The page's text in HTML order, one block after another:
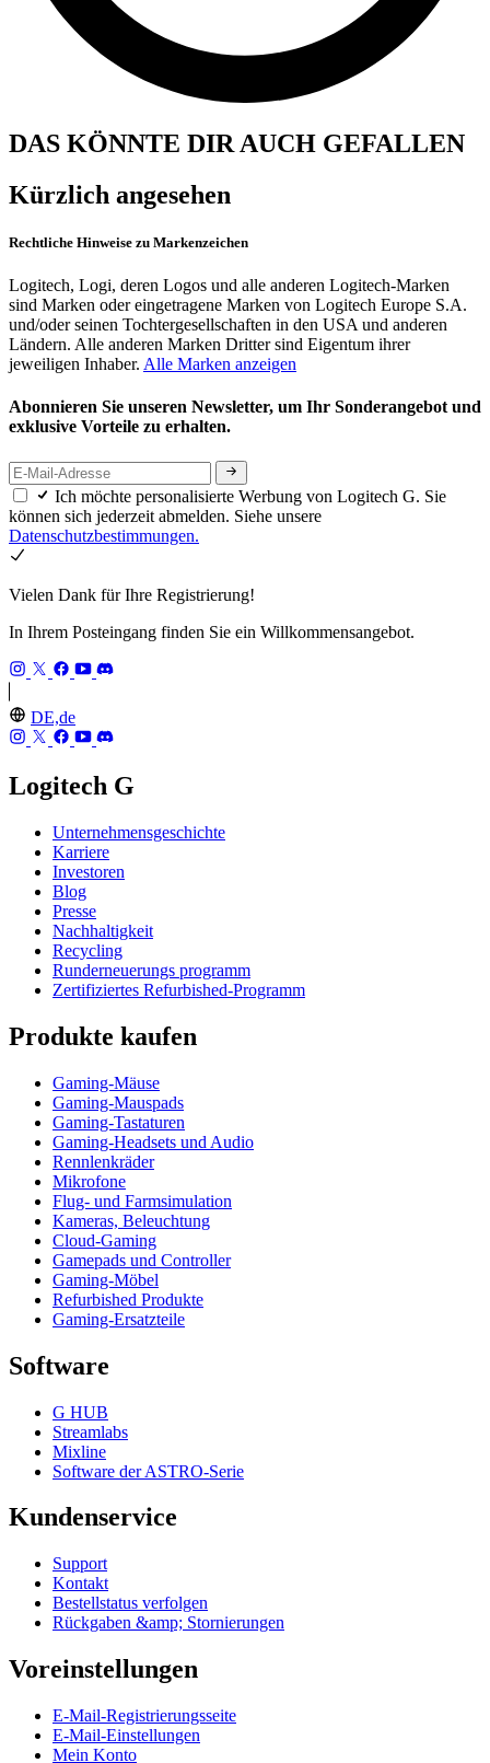
DAS KÖNNTE DIR AUCH GEFALLEN
Kürzlich angesehen
Rechtliche Hinweise zu Markenzeichen
Logitech, Logi, deren Logos und alle anderen Logitech-Marken
sind Marken oder eingetragene Marken von Logitech Europe S.A.
und/oder seinen Tochtergesellschaften in den USA und anderen
Ländern. Alle anderen Marken Dritter sind Eigentum ihrer
jeweiligen Inhaber. Alle Marken anzeigen
Abonnieren Sie unseren Newsletter, um Ihr Sonderangebot und
exklusive Vorteile zu erhalten.
Ich möchte personalisierte Werbung von Logitech G. Sie
können sich jederzeit abmelden. Siehe unsere
Datenschutzbestimmungen.
Vielen Dank für Ihre Registrierung!
In Ihrem Posteingang finden Sie ein Willkommensangebot.
DE,de
Logitech G
Unternehmensgeschichte
Karriere
Investoren
Blog
Presse
Nachhaltigkeit
Recycling
Runderneuerungs programm
Zertifiziertes Refurbished-Programm
Produkte kaufen
Gaming-Mäuse
Gaming-Mauspads
Gaming-Tastaturen
Gaming-Headsets und Audio
Rennlenkräder
Mikrofone
Flug- und Farmsimulation
Kameras, Beleuchtung
Cloud-Gaming
Gamepads und Controller
Gaming-Möbel
Refurbished Produkte
Gaming-Ersatzteile
Software
G HUB
Streamlabs
Mixline
Software der ASTRO-Serie
Kundenservice
Support
Kontakt
Bestellstatus verfolgen
Rückgaben &amp; Stornierungen
Voreinstellungen
E-Mail-Registrierungsseite
E-Mail-Einstellungen
Mein Konto